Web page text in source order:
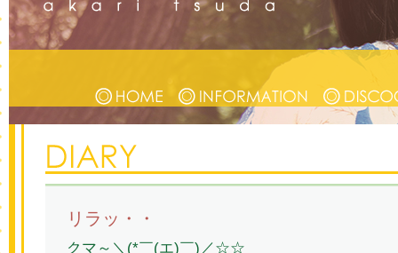
リラッ・・
クマ～＼(*￣(エ)￣)／☆☆